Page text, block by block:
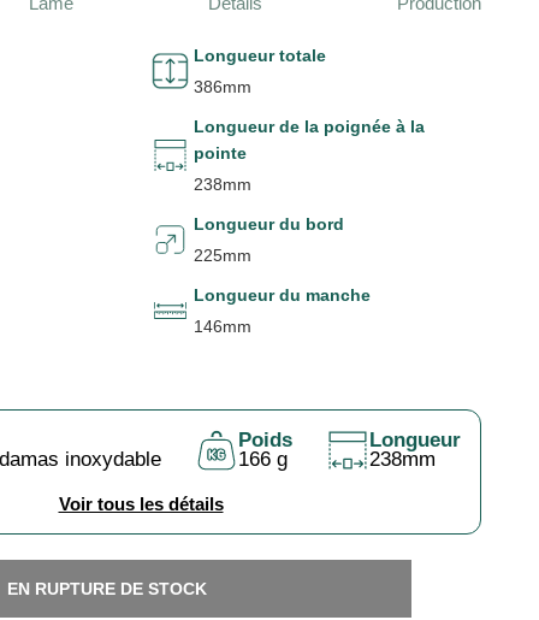
Longueur totale
386mm
Longueur de la poignée à la
pointe
238mm
Longueur du bord
225mm
Longueur du manche
146mm
inoxydable
Poids
166 g
Longueur
238mm
Voir tous les détails
EN RUPTURE DE STOCK